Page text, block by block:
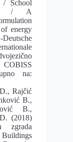
/ School
/ A
energy
COBISS
na:
Rajčić
B.,
B.,
(2018)
zgrada
Buildings